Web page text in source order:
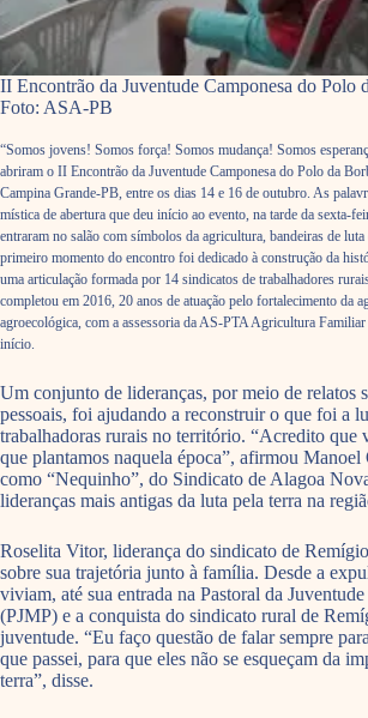
II Encontrão da Juventude Camponesa do Polo
Foto: ASA-PB
“Somos jovens! Somos força! Somos mudança! Somos
abriram o II Encontrão da Juventude Camponesa do Polo da
Campina Grande-PB, entre os dias 14 e 16 de outubro. As
mística de abertura que deu início ao evento, na tarde da sexta-
entraram no salão com símbolos da agricultura, bandeiras de
primeiro momento do encontro foi dedicado à construção da
uma articulação formada por 14 sindicatos de trabalhadores
completou em 2016, 20 anos de atuação pelo fortalecimento da
agroecológica, com a assessoria da AS-PTA Agricultura
início.
Um conjunto de lideranças, por meio de relatos
pessoais, foi ajudando a reconstruir o que foi a
trabalhadoras rurais no território. “Acredito que
que plantamos naquela época”, afirmou
como “Nequinho”, do Sindicato de Alagoa
lideranças mais antigas da luta pela terra na
Roselita Vitor, liderança do sindicato de
sobre sua trajetória junto à família. Desde a
viviam, até sua entrada na Pastoral da
(PJMP) e a conquista do sindicato rural de
juventude. “Eu faço questão de falar sempre
que passei, para que eles não se esqueçam da
terra”, disse.